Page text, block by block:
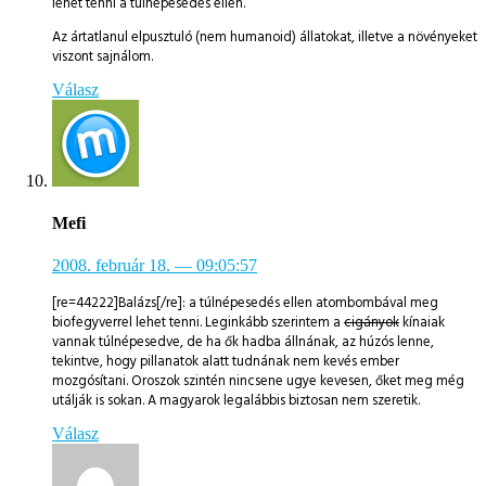
Az ártatlanul elpusztuló (nem humanoid) állatokat, illetve a növényeket
viszont sajnálom.
Válasz
Mefi
2008. február 18. — 09:05:57
[re=44222]Balázs[/re]: a túlnépesedés ellen atombombával meg
biofegyverrel lehet tenni. Leginkább szerintem a cigányokkínaiak
vannak túlnépesedve, de ha ők hadba állnának, az húzós lenne,
tekintve, hogy pillanatok alatt tudnának nem kevés ember
mozgósítani. Oroszok szintén nincsene ugye kevesen, őket meg még
utálják is sokan. A magyarok legalábbis biztosan nem szeretik.
Válasz